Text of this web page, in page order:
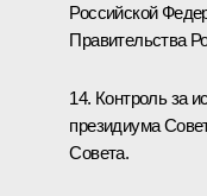
Российской
Правительства
14. Контроль за
президиума
Совета.